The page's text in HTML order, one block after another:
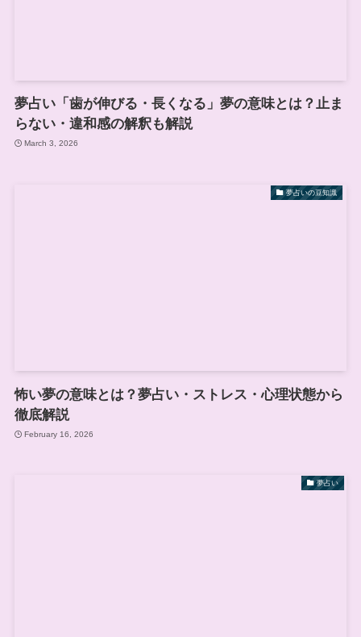
夢占い「歯が伸びる・長くなる」夢の意味とは？止ま
らない・違和感の解釈も解説
March 3, 2026
夢占いの豆知識
怖い夢の意味とは？夢占い・ストレス・心理状態から
徹底解説
February 16, 2026
夢占い